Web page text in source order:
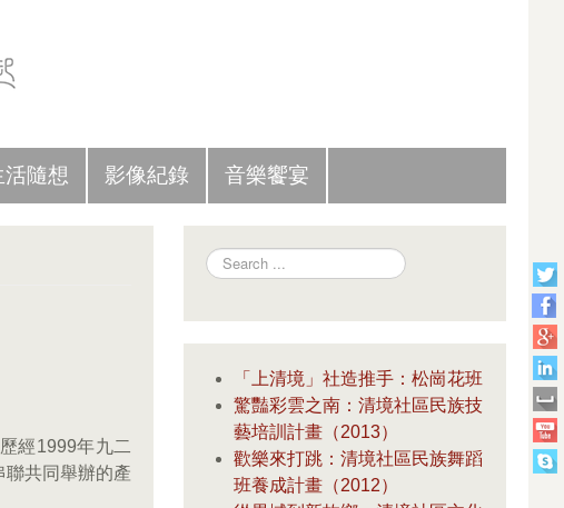
活隨想 影像紀錄 音樂饗宴
經1999年九二
共同舉辦的產
Search
「上清境」社造推手：松崗花班
驚豔彩雲之南：清境社區民族技
藝培訓計畫（2013）
歡樂來打跳：清境社區民族舞蹈
班養成計畫（2012）